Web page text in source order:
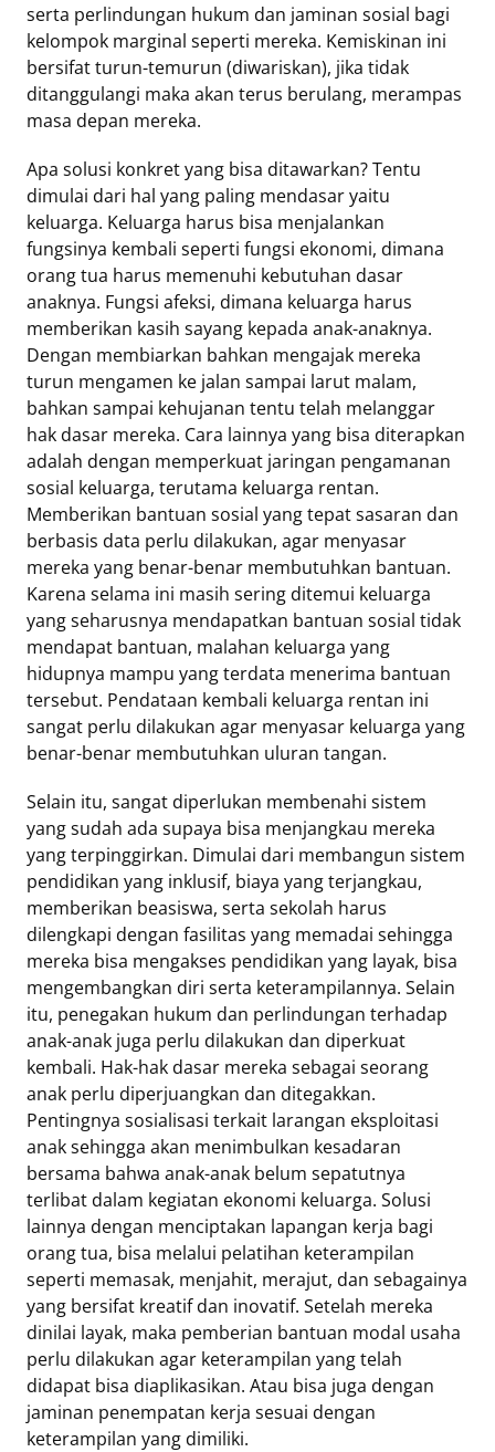
serta perlindungan hukum dan jaminan sosial bagi
kelompok marginal seperti mereka. Kemiskinan ini
bersifat turun-temurun (diwariskan), jika tidak
ditanggulangi maka akan terus berulang, merampas
masa depan mereka.
Apa solusi konkret yang bisa ditawarkan? Tentu
dimulai dari hal yang paling mendasar yaitu
keluarga. Keluarga harus bisa menjalankan
fungsinya kembali seperti fungsi ekonomi, dimana
orang tua harus memenuhi kebutuhan dasar
anaknya. Fungsi afeksi, dimana keluarga harus
memberikan kasih sayang kepada anak-anaknya.
Dengan membiarkan bahkan mengajak mereka
turun mengamen ke jalan sampai larut malam,
bahkan sampai kehujanan tentu telah melanggar
hak dasar mereka. Cara lainnya yang bisa diterapkan
adalah dengan memperkuat jaringan pengamanan
sosial keluarga, terutama keluarga rentan.
Memberikan bantuan sosial yang tepat sasaran dan
berbasis data perlu dilakukan, agar menyasar
mereka yang benar-benar membutuhkan bantuan.
Karena selama ini masih sering ditemui keluarga
yang seharusnya mendapatkan bantuan sosial tidak
mendapat bantuan, malahan keluarga yang
hidupnya mampu yang terdata menerima bantuan
tersebut. Pendataan kembali keluarga rentan ini
sangat perlu dilakukan agar menyasar keluarga yang
benar-benar membutuhkan uluran tangan.
Selain itu, sangat diperlukan membenahi sistem
yang sudah ada supaya bisa menjangkau mereka
yang terpinggirkan. Dimulai dari membangun sistem
pendidikan yang inklusif, biaya yang terjangkau,
memberikan beasiswa, serta sekolah harus
dilengkapi dengan fasilitas yang memadai sehingga
mereka bisa mengakses pendidikan yang layak, bisa
mengembangkan diri serta keterampilannya. Selain
itu, penegakan hukum dan perlindungan terhadap
anak-anak juga perlu dilakukan dan diperkuat
kembali. Hak-hak dasar mereka sebagai seorang
anak perlu diperjuangkan dan ditegakkan.
Pentingnya sosialisasi terkait larangan eksploitasi
anak sehingga akan menimbulkan kesadaran
bersama bahwa anak-anak belum sepatutnya
terlibat dalam kegiatan ekonomi keluarga. Solusi
lainnya dengan menciptakan lapangan kerja bagi
orang tua, bisa melalui pelatihan keterampilan
seperti memasak, menjahit, merajut, dan sebagainya
yang bersifat kreatif dan inovatif. Setelah mereka
dinilai layak, maka pemberian bantuan modal usaha
perlu dilakukan agar keterampilan yang telah
didapat bisa diaplikasikan. Atau bisa juga dengan
jaminan penempatan kerja sesuai dengan
keterampilan yang dimiliki.